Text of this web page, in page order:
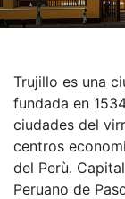
Trujillo es una
fundada en
ciudades del
centros
del Perù.
Peruano de